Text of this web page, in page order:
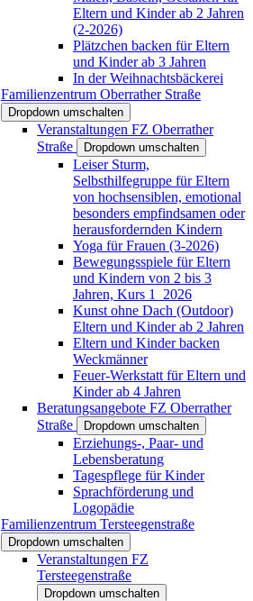
Eltern und Kinder ab 2 Jahren
(2-2026)
Plätzchen backen für Eltern
und Kinder ab 3 Jahren
In der Weihnachtsbäckerei
Familienzentrum Oberrather Straße
Dropdown umschalten
Veranstaltungen FZ Oberrather
Straße
Dropdown umschalten
Leiser Sturm,
Selbsthilfegruppe für Eltern
von hochsensiblen, emotional
besonders empfindsamen oder
herausfordernden Kindern
Yoga für Frauen (3-2026)
Bewegungsspiele für Eltern
und Kindern von 2 bis 3
Jahren, Kurs 1_2026
Kunst ohne Dach (Outdoor)
Eltern und Kinder ab 2 Jahren
Eltern und Kinder backen
Weckmänner
Feuer-Werkstatt für Eltern und
Kinder ab 4 Jahren
Beratungsangebote FZ Oberrather
Straße
Dropdown umschalten
Erziehungs-, Paar- und
Lebensberatung
Tagespflege für Kinder
Sprachförderung und
Logopädie
Familienzentrum Tersteegenstraße
Dropdown umschalten
Veranstaltungen FZ
Tersteegenstraße
Dropdown umschalten